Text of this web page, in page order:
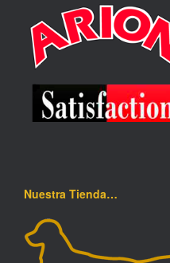
Nuestra Tienda…